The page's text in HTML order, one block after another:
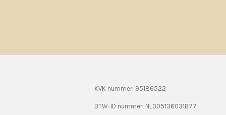
KVK nummer: 95186522
BTW-ID nummer: NL005136031B77